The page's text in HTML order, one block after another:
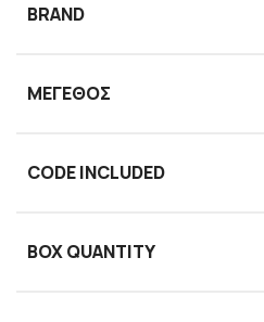
BRAND
ΜΈΓΕΘΟΣ
CODE INCLUDED
BOX QUANTITY